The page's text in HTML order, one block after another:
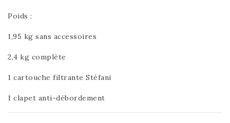
Poids :
1,95 kg sans accessoires
2,4 kg complète
1 cartouche filtrante Stéfani
1 clapet anti-débordement